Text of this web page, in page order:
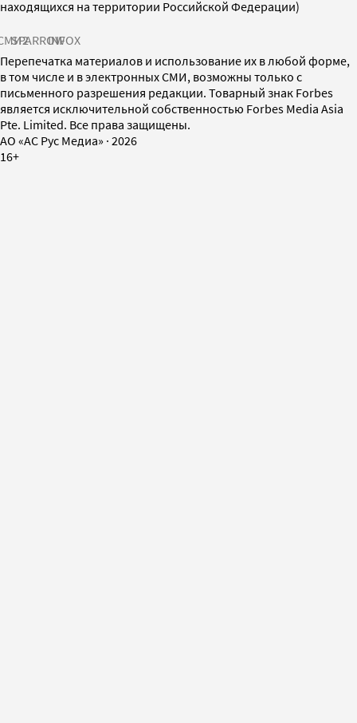
находящихся на территории Российской Федерации)
SPARROWINFOX
Перепечатка материалов и использование их в любой форме,
в том числе и в электронных СМИ, возможны только с
письменного разрешения редакции. Товарный знак Forbes
является исключительной собственностью Forbes Media Asia
Pte. Limited. Все права защищены.
AO «АС Рус Медиа» · 2026
16+